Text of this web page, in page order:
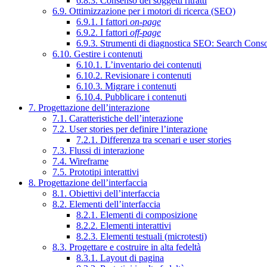
6.9. Ottimizzazione per i motori di ricerca (SEO)
6.9.1. I fattori on-page
6.9.2. I fattori off-page
6.9.3. Strumenti di diagnostica SEO: Search
6.10. Gestire i contenuti
6.10.1. L’inventario dei contenuti
6.10.2. Revisionare i contenuti
6.10.3. Migrare i contenuti
6.10.4. Pubblicare i contenuti
7. Progettazione dell’interazione
7.1. Caratteristiche dell’interazione
7.2. User stories per definire l’interazione
7.2.1. Differenza tra scenari e user stories
7.3. Flussi di interazione
7.4. Wireframe
7.5. Prototipi interattivi
8. Progettazione dell’interfaccia
8.1. Obiettivi dell’interfaccia
8.2. Elementi dell’interfaccia
8.2.1. Elementi di composizione
8.2.2. Elementi interattivi
8.2.3. Elementi testuali (microtesti)
8.3. Progettare e costruire in alta fedeltà
8.3.1. Layout di pagina